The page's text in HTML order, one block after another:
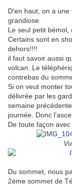
D'en haut, on a
grandiose.
Le seul petit bémol,
Certains sont en
dehors!!!!
il faut savoir aussi
volcan. Le
contrebas du
Si on veut monter
délivrée par les
semaine
journée. Donc
De toute façon
Du sommet, nous
2ème sommet de